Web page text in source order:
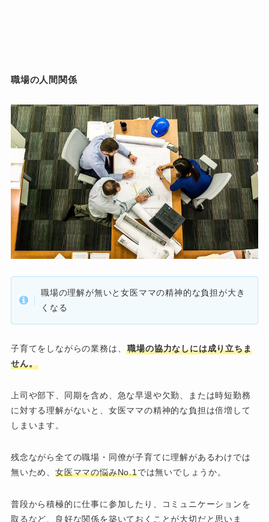
職場の人間関係
職場の理解が無いと女医ママの精神的な負担が大き
くなる
子育てをしながらの業務は、職場の協力なしには成り立ちま
せん。
上司や部下、同期を含め、急な早退や欠勤、または時短勤務
に対する理解がないと、女医ママの精神的な負担は倍増して
しまいます。
残念ながら全ての職場・同僚が子育てに理解があるわけでは
無いため、 女医ママの悩みNo.1では無いでしょうか。
普段から積極的に仕事に参加したり、コミュニケーションを
取るなど、良好な関係を築いておくことが大切だと思いま